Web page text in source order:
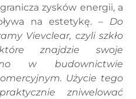
zysków energii, a
na estetykę. – Do
Vievclear, czyli szkło
znajdzie swoje
w budownictwie
Użycie tego
zniwelować